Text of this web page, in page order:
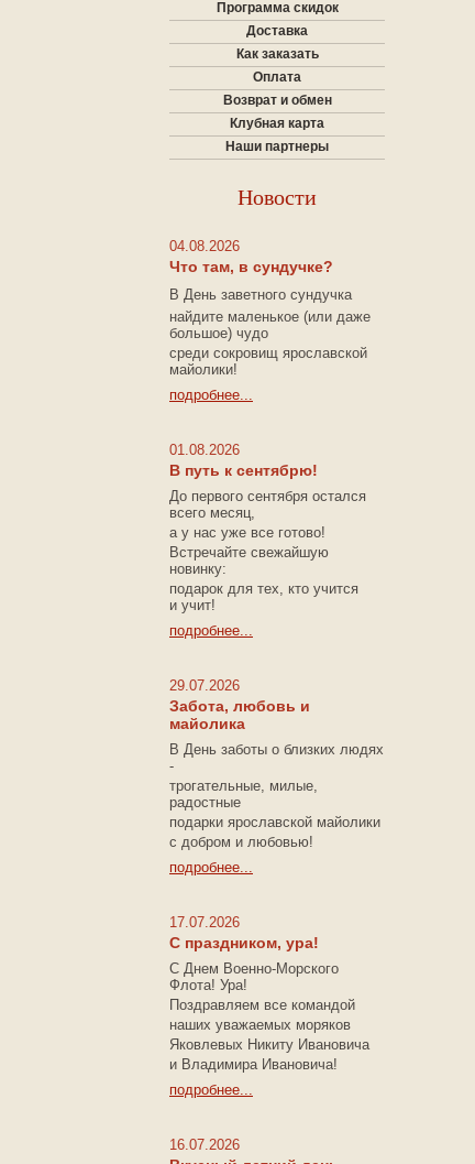
Программа скидок
Доставка
Как заказать
Оплата
Возврат и обмен
Клубная карта
Наши партнеры
Новости
04.08.2026
Что там, в сундучке?
В День заветного сундучка
найдите маленькое (или даже
большое) чудо
среди сокровищ ярославской
майолики!
подробнее...
01.08.2026
В путь к сентябрю!
До первого сентября остался
всего месяц,
а у нас уже все готово!
Встречайте свежайшую
новинку:
подарок для тех, кто учится
и учит!
подробнее...
29.07.2026
Забота, любовь и
майолика
В День заботы о близких людях
-
трогательные, милые,
радостные
подарки ярославской майолики
с добром и любовью!
подробнее...
17.07.2026
С праздником, ура!
С Днем Военно-Морского
Флота! Ура!
Поздравляем все командой
наших уважаемых моряков
Яковлевых Никиту Ивановича
и Владимира Ивановича!
подробнее...
16.07.2026